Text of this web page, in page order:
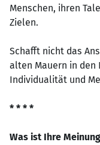
Menschen, ihren
Zielen.
Schafft nicht das
alten Mauern in den
Individualität und
* * * *
Was ist Ihre